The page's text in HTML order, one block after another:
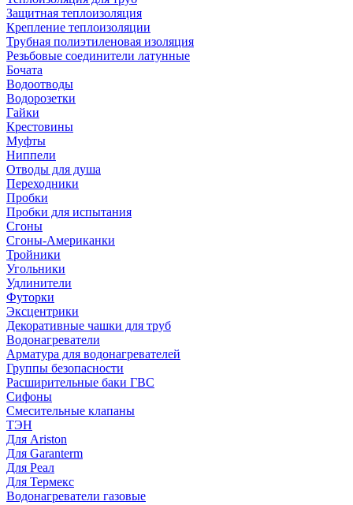
Защитная теплоизоляция
Крепление теплоизоляции
Трубная полиэтиленовая изоляция
Резьбовые соединители латунные
Бочата
Водоотводы
Водорозетки
Гайки
Крестовины
Муфты
Ниппели
Отводы для душа
Переходники
Пробки
Пробки для испытания
Сгоны
Сгоны-Американки
Тройники
Угольники
Удлинители
Футорки
Эксцентрики
Декоративные чашки для труб
Водонагреватели
Арматура для водонагревателей
Группы безопасности
Расширительные баки ГВС
Сифоны
Смесительные клапаны
ТЭН
Для Ariston
Для Garanterm
Для Реал
Для Термекс
Водонагреватели газовые